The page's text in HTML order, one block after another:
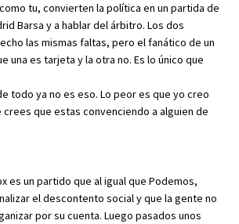
tu, convierten la política en un partida de
Barsa y a hablar del árbitro. Los dos
las mismas faltas, pero el fanático de un
una es tarjeta y la otra no. Es lo único que
todo ya no es eso. Lo peor es que yo creo
crees que estas convenciendo a alguien de
es un partido que al igual que Podemos,
el descontento social y que la gente no
por su cuenta. Luego pasados unos